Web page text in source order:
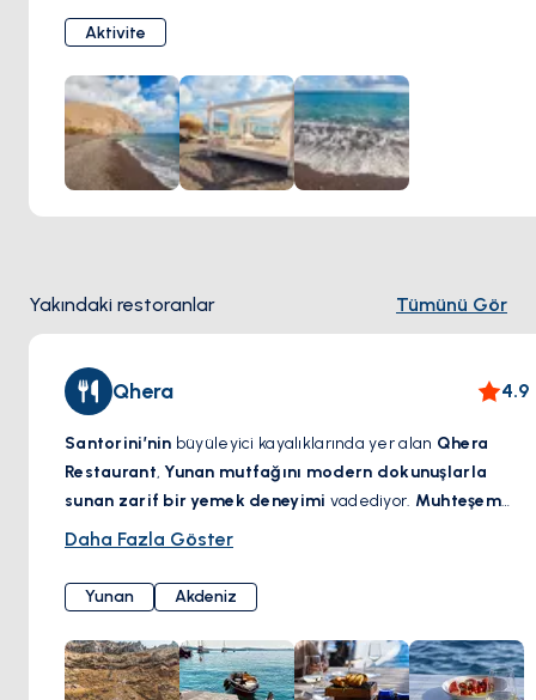
Aktivite
Yakındaki restoranlar Tümünü Gör
Qhera 4.9
Santorini’nin büyüleyici kayalıklarında yer alan Qhera
Restaurant,Yunan mutfağını modern dokunuşlarla
sunan zarif bir yemek deneyimi vadediyor. Muhteşem
kaldera manzarası eşliğinde
adanın büyüleyici atmosferiyle bütünleşiyor. Özel olarak
seçilmiş şaraplar, her yemeği mükemmel bir şekilde
tamamlayarakdamaklarda unutulmaz bir tat bırakıyor.
İsterromantik bir gün batımı yemeği, isterEge’ye karşı
Daha Fazla Göster
Yunan Akdeniz